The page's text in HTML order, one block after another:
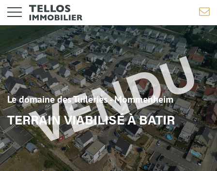
Le domaine des Tuileries - Mommenheim
TERRAIN VIABILISÉ À BATIR